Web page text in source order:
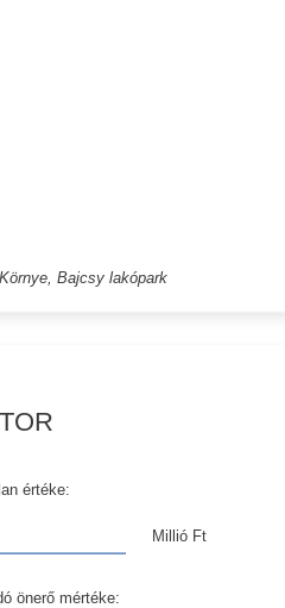
Bajcsy lakópark
értéke:
Millió Ft
önerő mértéke: